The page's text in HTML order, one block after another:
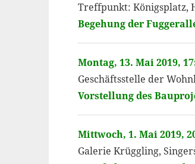
Treffpunkt: Königsplatz,
Begehung der
Montag, 13. Mai 2019,
Geschäftsstelle der
Vorstellung des
Mittwoch, 1. Mai 2019,
Galerie Krüggling,